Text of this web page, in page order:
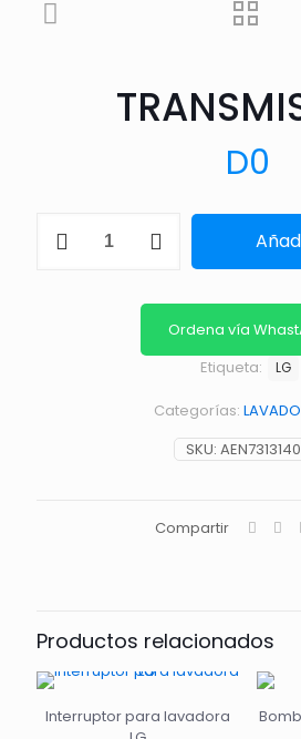
D0
cantidad
Ordena vía
SKU:
Categorías:
Etiqueta: LG
Compartir
Productos relacionados
Interruptor para lavadora